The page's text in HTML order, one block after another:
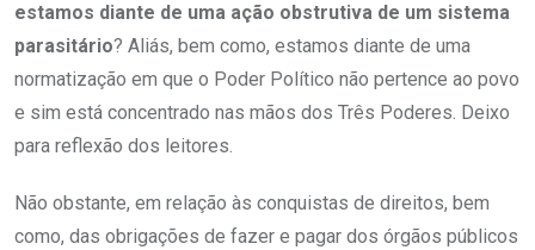
estamos diante de uma ação obstrutiva de um sistema
parasitário? Aliás, bem como, estamos diante de uma
normatização em que o Poder Político não pertence ao povo
e sim está concentrado nas mãos dos Três Poderes. Deixo
para reflexão dos leitores.
Não obstante, em relação às conquistas de direitos, bem
como, das obrigações de fazer e pagar dos órgãos públicos